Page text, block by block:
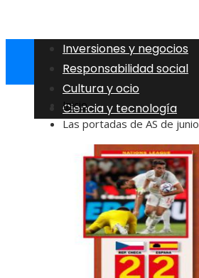
Inversiones y negocios
Responsabilidad social
Cultura y ocio
Ciencia y tecnología
Inicio
Las portadas de AS de junio